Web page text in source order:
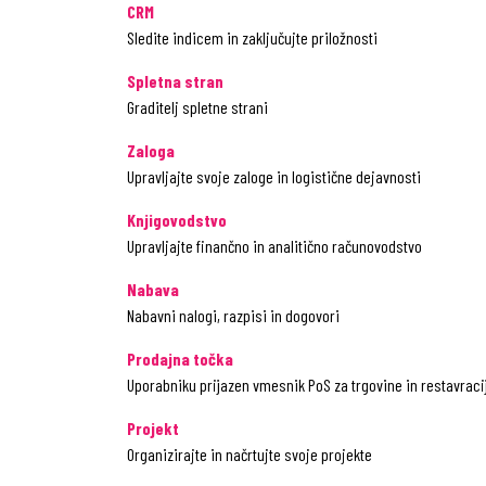
CRM
Sledite indicem in zaključujte priložnosti
Spletna stran
Graditelj spletne strani
Zaloga
Upravljajte svoje zaloge in logistične dejavnosti
Knjigovodstvo
Upravljajte finančno in analitično računovodstvo
Nabava
Nabavni nalogi, razpisi in dogovori
Prodajna točka
Uporabniku prijazen vmesnik PoS za trgovine in
Projekt
Organizirajte in načrtujte svoje projekte